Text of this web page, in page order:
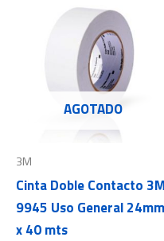
AGOTADO
3M
Cinta Doble Contacto 3M
9945 Uso General 24mm
x 40 mts